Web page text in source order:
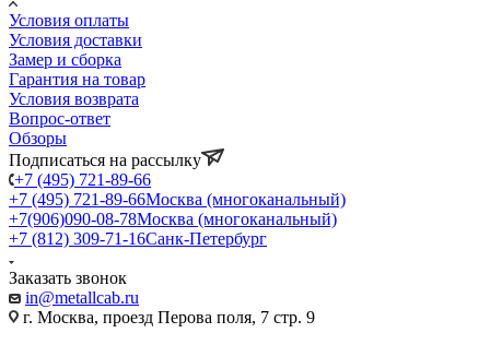
Условия оплаты
Условия доставки
Замер и сборка
Гарантия на товар
Условия возврата
Вопрос-ответ
Обзоры
Подписаться на рассылку
+7 (495) 721-89-66
+7 (495) 721-89-66Москва (многоканальный)
+7(906)090-08-78Москва (многоканальный)
+7 (812) 309-71-16Санк-Петербург
Заказать звонок
in@metallcab.ru
г. Москва, проезд Перова поля, 7 стр. 9